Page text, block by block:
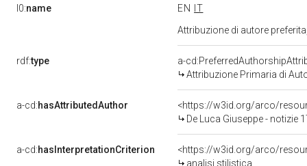
l0:name EN
IT
Attribuzione di autore
rdf:type
a-
Attribuzione Primaria di
a-cd:hasAttributedAuthor
<https://w3id.org/arco/
De Luca Giuseppe - notizie
a-cd:hasInterpretationCriterion
<https://w3id.org/arco/
analisi stilistica